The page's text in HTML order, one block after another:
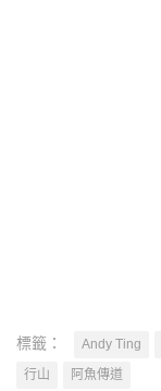
標籤： Andy Ting
行山
阿魚傳道